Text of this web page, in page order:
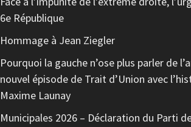
6e République
Hommage à Jean Ziegler
Pourquoi la gauche n’ose plus parler de
nouvel épisode de Trait d’Union avec
Maxime Launay
Municipales 2026 – Déclaration du Parti